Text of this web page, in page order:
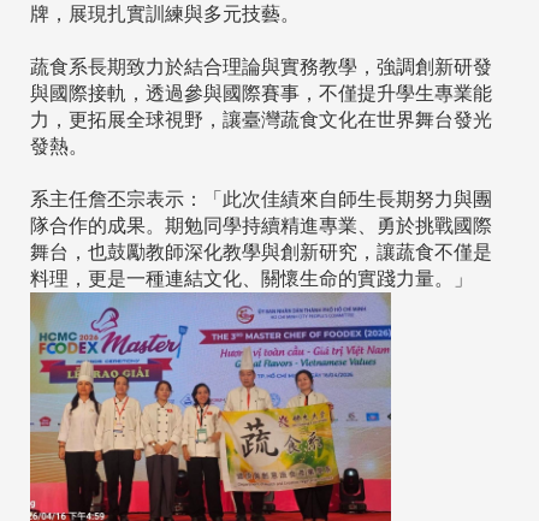
牌，展現扎實訓練與多元技藝。
蔬食系長期致力於結合理論與實務教學，強調創新研發
與國際接軌，透過參與國際賽事，不僅提升學生專業能
力，更拓展全球視野，讓臺灣蔬食文化在世界舞台發光
發熱。
系主任詹丕宗表示：「此次佳績來自師生長期努力與團
隊合作的成果。期勉同學持續精進專業、勇於挑戰國際
舞台，也鼓勵教師深化教學與創新研究，讓蔬食不僅是
料理，更是一種連結文化、關懷生命的實踐力量。」